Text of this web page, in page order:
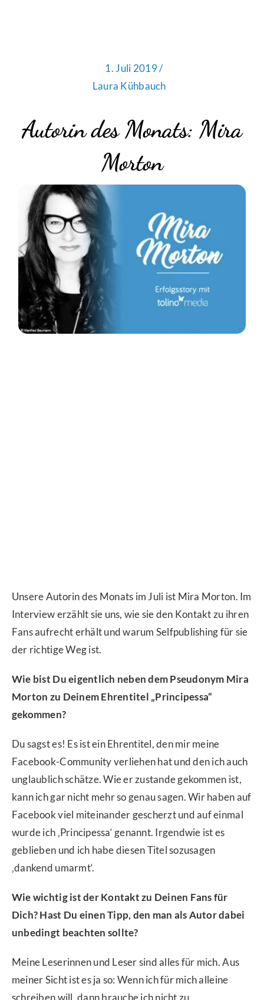
1. Juli 2019 /
Laura Kühbauch
Autorin des Monats: Mira
Morton
Unsere Autorin des Monats im Juli ist Mira Morton. Im
Interview erzählt sie uns, wie sie den Kontakt zu ihren
Fans aufrecht erhält und warum Selfpublishing für sie
der richtige Weg ist.
Wie bist Du eigentlich neben dem Pseudonym Mira
Morton zu Deinem Ehrentitel „Principessa“
gekommen?
Du sagst es! Es ist ein Ehrentitel, den mir meine
Facebook-Community verliehen hat und den ich auch
unglaublich schätze. Wie er zustande gekommen ist,
kann ich gar nicht mehr so genau sagen. Wir haben auf
Facebook viel miteinander gescherzt und auf einmal
wurde ich ‚Principessa‘ genannt. Irgendwie ist es
geblieben und ich habe diesen Titel sozusagen
‚dankend umarmt‘.
Wie wichtig ist der Kontakt zu Deinen Fans für
Dich? Hast Du einen Tipp, den man als Autor dabei
unbedingt beachten sollte?
Meine Leserinnen und Leser sind alles für mich. Aus
meiner Sicht ist es ja so: Wenn ich für mich alleine
schreiben will, dann brauche ich nicht zu